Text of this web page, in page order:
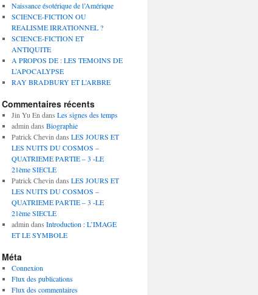
Naissance ésotérique de l’Amérique
SCIENCE-FICTION OU
REALISME IRRATIONNEL ?
SCIENCE-FICTION ET
ANTIQUITE
A PROPOS DE : LES TEMOINS DE
L’APOCALYPSE
RAY BRADBURY ET L’ARBRE
Commentaires récents
Jin Yu En dans Les signes des temps
admin dans Biographie
Patrick Chevin dans LES JOURS ET
LES NUITS DU COSMOS –
QUATRIEME PARTIE – 3 -LE
21ème SIECLE
Patrick Chevin dans LES JOURS ET
LES NUITS DU COSMOS –
QUATRIEME PARTIE – 3 -LE
21ème SIECLE
admin dans Introduction : L’IMAGE
ET LE SYMBOLE
Méta
Connexion
Flux des publications
Flux des commentaires